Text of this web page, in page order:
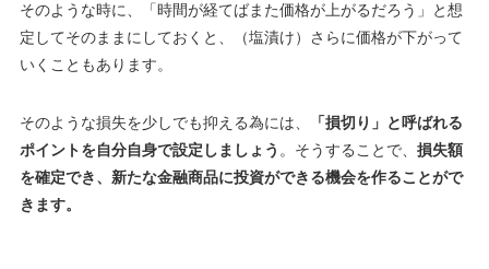
そのような時に、「時間が経てばまた価格が上がるだろう」と想
定してそのままにしておくと、（塩漬け）さらに価格が下がって
いくこともあります。
そのような損失を少しでも抑える為には、
「損切り」と呼ばれる
ポイントを自分自身で設定しましょう 。そうすることで、 損失額
を確定でき、新たな金融商品に投資ができる機会を作ることがで
きます。